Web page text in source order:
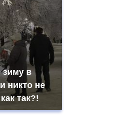
зиму в
никто не
так?!